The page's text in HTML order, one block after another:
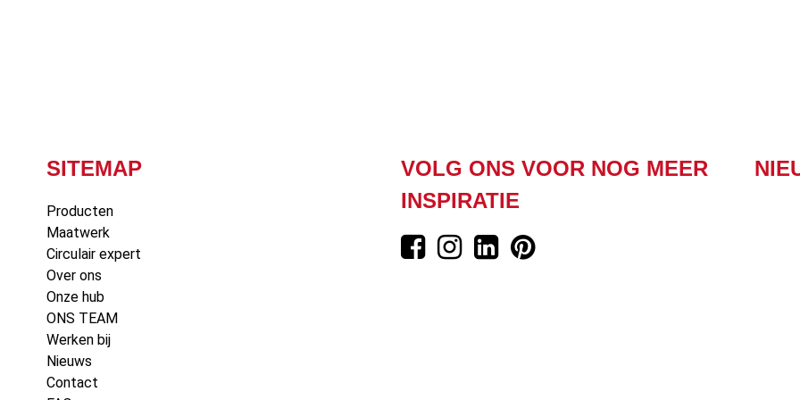
SITEMAP
Producten
Maatwerk
Circulair expert
Over ons
Onze hub
ONS TEAM
Werken bij
Nieuws
Contact
VOLG ONS VOOR NOG MEER
INSPIRATIE